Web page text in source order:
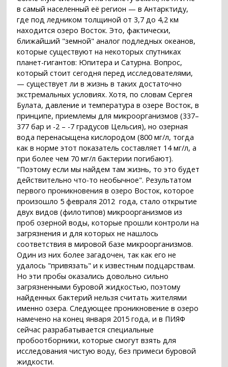
в самый населенный её регион — в Антарктиду,
где под ледником толщиной от 3,7 до 4,2 км
находится озеро Восток. Это, фактически,
ближайший "земной" аналог подледных океанов,
которые существуют на некоторых спутниках
планет-гигантов: Юпитера и Сатурна. Вопрос,
который стоит сегодня перед исследователями,
— существует ли в жизнь в таких достаточно
экстремальных условиях. Хотя, по словам Сергея
Булата, давление и температура в озере Восток, в
принципе, приемлемы для микроорганизмов (337–
377 бар и -2 – -7 градусов Цельсия), но озерная
вода перенасыщена кислородом (800 мг/л, тогда
как в норме этот показатель составляет 14 мг/л, а
при более чем 70 мг/л бактерии погибают).
"Поэтому если мы найдем там жизнь, то это будет
действительно что-то необычное". Результатом
первого проникновения в озеро Восток, которое
произошло 5 февраля 2012 года, стало открытие
двух видов (филотипов) микроорганизмов из
проб озерной воды, которые прошли контроли на
загрязнения и для которых не нашлось
соответствия в мировой базе микроорганизмов.
Один из них более загадочен, так как его не
удалось "привязать" и к известным подцарствам.
Но эти пробы оказались довольно сильно
загрязненными буровой жидкостью, поэтому
найденных бактерий нельзя считать жителями
именно озера. Следующее проникновение в озеро
намечено на конец января 2015 года, и в ПИЯФ
сейчас разрабатывается специальные
пробоотборники, которые смогут взять для
исследования чистую воду, без примеси буровой
жидкости.